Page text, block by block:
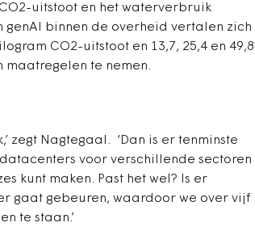
uitstoot en het waterverbruik
genAI binnen de overheid vertalen zich
CO2-uitstoot en 13,7, 25,4 en 49,8
te nemen.
zegt Nagtegaal. ‘Dan is er tenminste
voor verschillende sectoren
kunt maken. Past het wel? Is er
gaat gebeuren, waardoor we over vijf
te staan.’